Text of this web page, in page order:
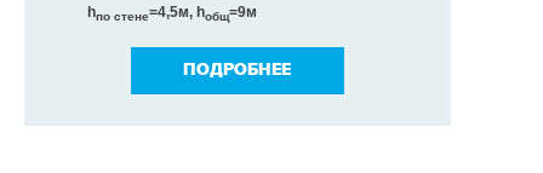
hпо стене=4,5м, hобщ=9м
ПОДРОБНЕЕ